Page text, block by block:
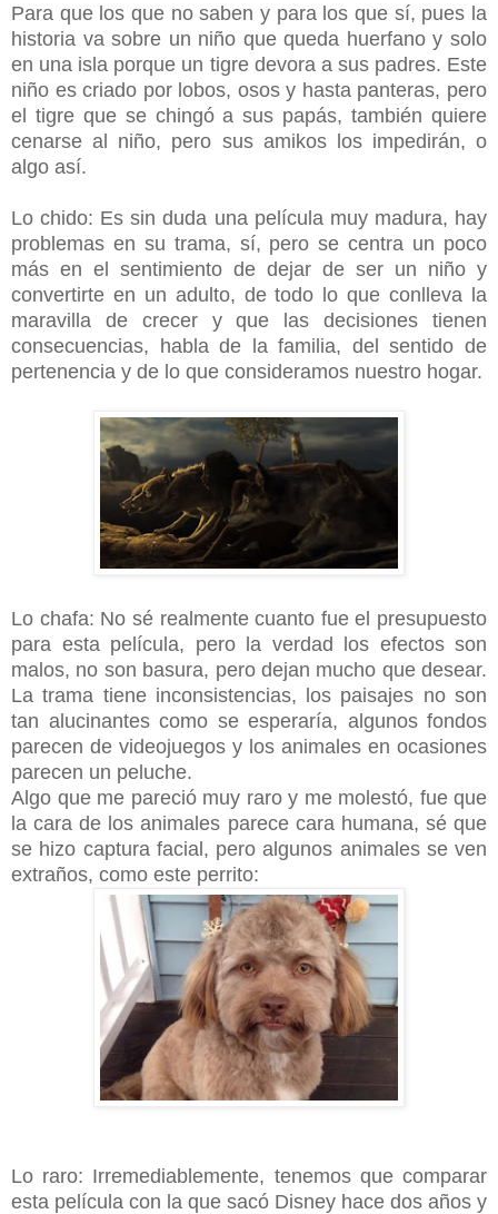
Para que los que no saben y para los que sí, pues la
historia va sobre un niño que queda huerfano y solo
en una isla porque un tigre devora a sus padres. Este
niño es criado por lobos, osos y hasta panteras, pero
el tigre que se chingó a sus papás, también quiere
cenarse al niño, pero sus amikos los impedirán, o
algo así.
Lo chido: Es sin duda una película muy madura, hay
problemas en su trama, sí, pero se centra un poco
más en el sentimiento de dejar de ser un niño y
convertirte en un adulto, de todo lo que conlleva la
maravilla de crecer y que las decisiones tienen
consecuencias, habla de la familia, del sentido de
pertenencia y de lo que consideramos nuestro hogar.
Lo chafa: No sé realmente cuanto fue el presupuesto
para esta película, pero la verdad los efectos son
malos, no son basura, pero dejan mucho que desear.
La trama tiene inconsistencias, los paisajes no son
tan alucinantes como se esperaría, algunos fondos
parecen de videojuegos y los animales en ocasiones
parecen un peluche.
Algo que me pareció muy raro y me molestó, fue que
la cara de los animales parece cara humana, sé que
se hizo captura facial, pero algunos animales se ven
extraños, como este perrito:
Lo raro: Irremediablemente, tenemos que comparar
esta película con la que sacó Disney hace dos años y